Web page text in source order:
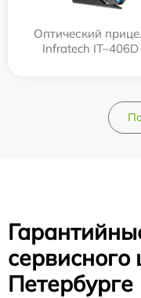
Оптический
Infratech IT–406D
сервисного
Петербурге